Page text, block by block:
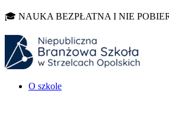
🎓 NAUKA BEZPŁATNA I NIE
O szkole